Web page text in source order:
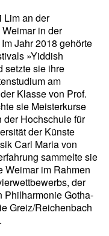
Lim an der
in der
Jahr 2018 gehörte
»Yiddish
setzte sie ihre
am
Klasse von Prof.
sie Meisterkurse
der Hochschule für
der Künste
Carl Maria von
sammelte sie
Weimar im Rahmen
der
Philharmonie Gotha-
Greiz/Reichenbach